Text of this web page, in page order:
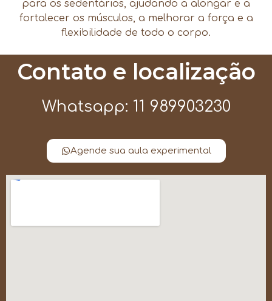
para os sedentários, ajudando a alongar e a
fortalecer os músculos, a melhorar a força e a
flexibilidade de todo o corpo.
Contato e localização
Whatsapp: 11 989903230
Agende sua aula experimental